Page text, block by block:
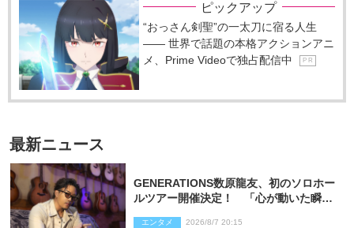
ピックアップ
“おっさん剣聖”の一太刀に宿る人生
―― 世界で話題の本格アクションアニ
メ、Prime Videoで独占配信中
P R
最新ニュース
GENERATIONS数原龍友、初のソロホー
ルツアー開催決定！ 「心が動いた瞬間
エンタメ 2026/8/7 20:15